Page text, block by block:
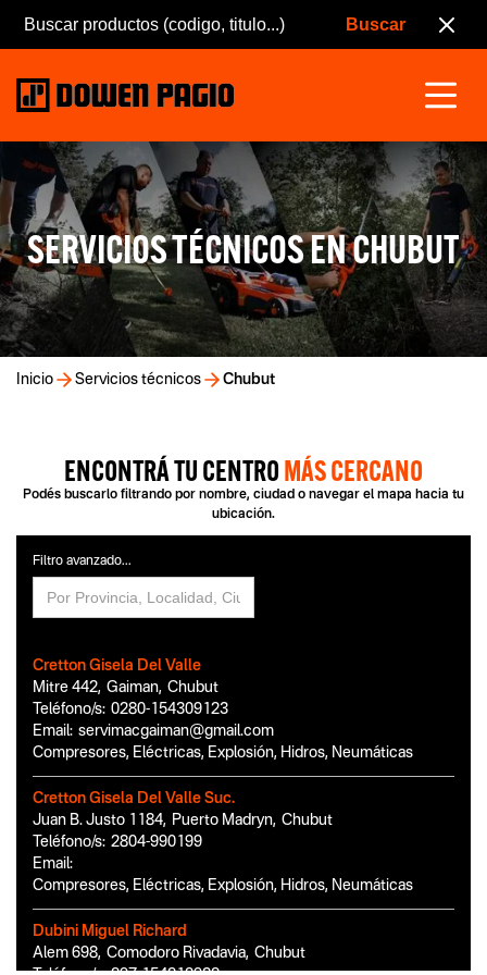
Inicio Servicios técnicos Chubut
SERVICIOS TÉCNICOS EN CHUBUT
ENCONTRÁ TU CENTROMÁS CERCANO
Podés buscarlo filtrando por nombre, ciudad o navegar el mapa hacia tu
ubicación.
Filtro avanzado...
Cretton Gisela Del Valle
Mitre 442, Gaiman, Chubut
Teléfono/s: 0280-154309123
Email: servimacgaiman@gmail.com
Compresores, Eléctricas, Explosión, Hidros, Neumáticas
Cretton Gisela Del Valle Suc.
Juan B. Justo 1184, Puerto Madryn, Chubut
Teléfono/s: 2804-990199
Email:
Compresores, Eléctricas, Explosión, Hidros, Neumáticas
Dubini Miguel Richard
Alem 698, Comodoro Rivadavia, Chubut